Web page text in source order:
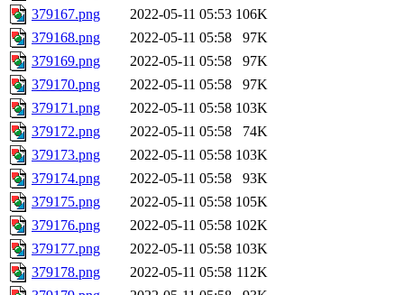
379167.png
2022-05-11 05:53 106K
379168.png
2022-05-11 05:58
97K
379169.png
2022-05-11 05:58
97K
379170.png
2022-05-11 05:58
97K
379171.png
2022-05-11 05:58 103K
379172.png
2022-05-11 05:58
74K
379173.png
2022-05-11 05:58 103K
379174.png
2022-05-11 05:58
93K
379175.png
2022-05-11 05:58 105K
379176.png
2022-05-11 05:58 102K
379177.png
2022-05-11 05:58 103K
379178.png
2022-05-11 05:58 112K